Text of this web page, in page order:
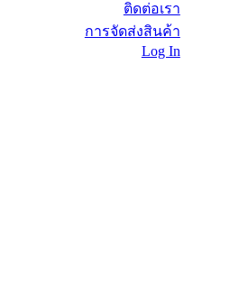
ติดต่อเรา
การจัดส่งสินค้า
Log In